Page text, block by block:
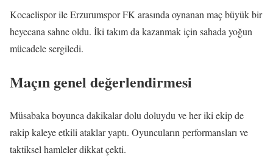
Kocaelispor ile Erzurumspor FK arasında oynanan maç büyük bir
heyecana sahne oldu. İki takım da kazanmak için sahada yoğun
mücadele sergiledi.
Maçın genel değerlendirmesi
Müsabaka boyunca dakikalar dolu doluydu ve her iki ekip de
rakip kaleye etkili ataklar yaptı. Oyuncuların performansları ve
taktiksel hamleler dikkat çekti.